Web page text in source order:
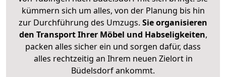
kümmern sich um alles, von der Planung bis hin
zur Durchführung des Umzugs. Sie organisieren
den Transport Ihrer Möbel und Habseligkeiten,
packen alles sicher ein und sorgen dafür, dass
alles rechtzeitig an Ihrem neuen Zielort in
Büdelsdorf ankommt.